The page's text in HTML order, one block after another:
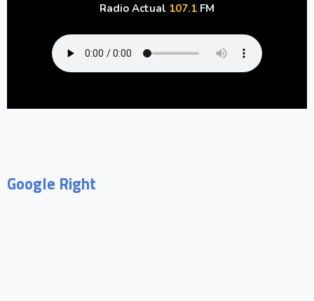
Radio Actual 107.1 FM
Google Right